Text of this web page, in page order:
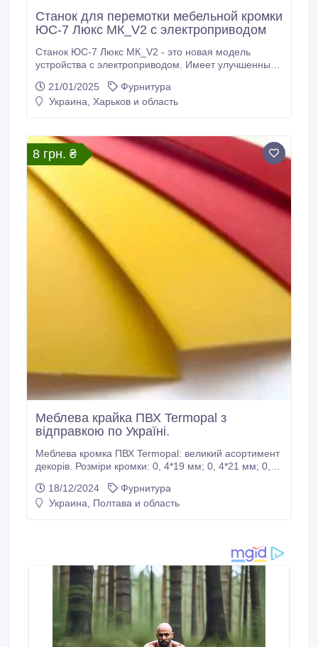
Станок для перемотки мебельной кромки
ЮС-7 Люкс МК_V2 с электроприводом
Станок ЮС-7 Люкс МК_V2 - это новая модель
устройства с электроприводом. Имеет улучшенные
предназначен для перемотки и измерения длины
мебельной кромки шириной 19-45 мм. и толщиной
точности измерения применен электронный счетчик
метража.
21/01/2025
Фурнитура
Украина, Харьков и область
8 грн. ₴
Меблева крайка ПВХ Termopal з
відправкою по Україні.
Меблева кромка ПВХ Termopal: великий асортимент
декорів. Розміри кромки: 0, 4*19 мм; 0, 4*21 мм; 0,
8*21 мм; 0, 8*42 мм; 1, 8*42 мм. У Компанії "Строй-
Трейд" Ви завжди можете купити меблеву кромку
18/12/2024
Фурнитура
Украина, Полтава и область